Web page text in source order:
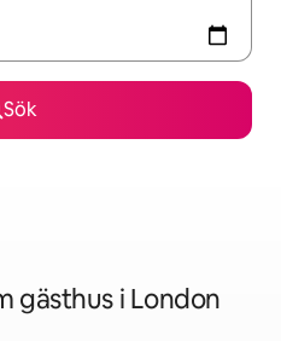
Sök
gästhus i London